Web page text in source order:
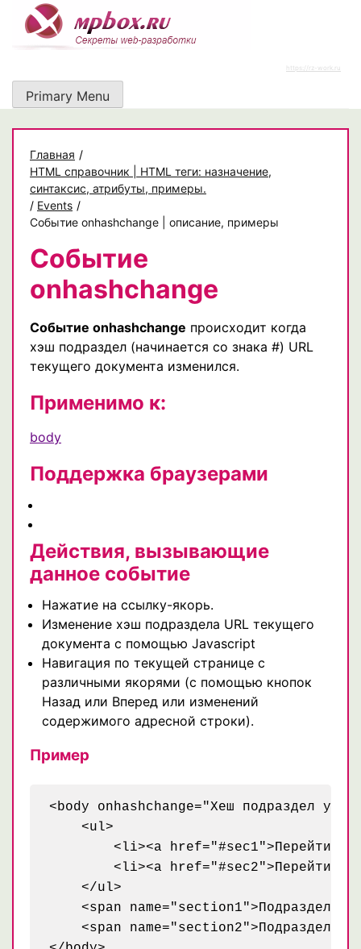
content
https://rz-work.ru
Primary Menu
Главная /
HTML справочник | HTML теги: назначение,
синтаксис, атрибуты, примеры.
/ Events /
Событие onhashchange | описание, примеры
Событие
onhashchange
Событие onhashchange происходит когда
хэш подраздел (начинается со знака #) URL
текущего документа изменился.
Применимо к:
body
Поддержка браузерами
Действия, вызывающие
данное событие
Нажатие на ссылку-якорь.
Изменение хэш подраздела URL текущего
документа с помощью Javascript
Навигация по текущей странице с
различными якорями (с помощью кнопок
Назад или Вперед или изменений
содержимого адресной строки).
Пример
<body onhashchange="Хеш подраздел у
    <ul>
<li><a href="#sec1">Перейти в
<li><a href="#sec2">Перейти в
    </ul>
<span name="section1">Подраздел
<span name="section2">Подраздел